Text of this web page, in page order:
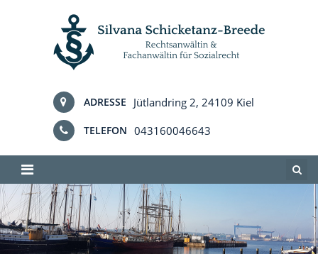
ADRESSE Jütlandring 2, 24109 Kiel
TELEFON 043160046643